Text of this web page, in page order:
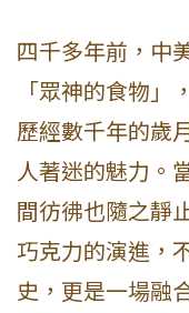
四千多年前，中
「眾神的食物」
歷經數千年的歲
人著迷的魅力。
間彷彿也隨之靜
巧克力的演進，
史，更是一場融